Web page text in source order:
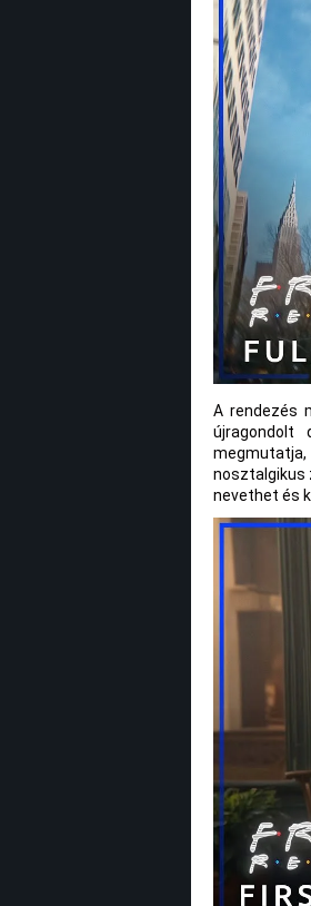
A rendezés
újragondolt
megmutatja,
nosztalgikus
nevethet és